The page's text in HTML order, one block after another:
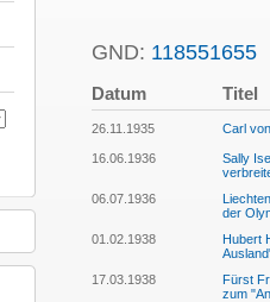
GND: 118551655
Datum Titel
26.11.1935 Carl
16.06.1936
Sally
06.07.1936
der
01.02.1938
Hubert
17.03.1938
Fürst
zum